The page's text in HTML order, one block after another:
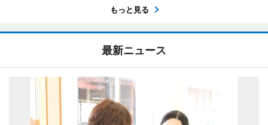
もっと見る
最新ニュース